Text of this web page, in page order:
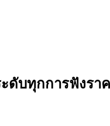
ดับทุกการฟังรา